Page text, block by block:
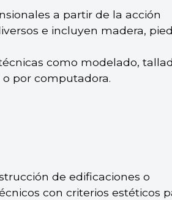
a partir de la acción
e incluyen madera,
como modelado,
por computadora.
de edificaciones o
con criterios estéticos